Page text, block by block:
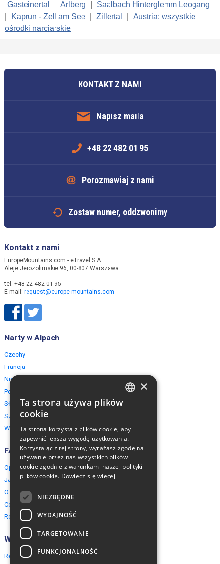
Gasteinertal Arlberg
Saalbach Hinterglemm Leogang
Kaprun - Zell am See Zillertal
Austria: wszystkie
ośrodki narciarskie
KONTAKT Z NAMI
Napisz maila
+48 22 482 01 95
Porozmawiaj z nami
Zostaw numer, oddzwonimy
Kontakt z nami
EuropeMountains.com - eTravel S.A.
Aleje Jerozolimskie 96, 00-807 Warszawa
tel. +48 22 482 01 95
E-mail: request@europe-mountains.com
Narty w Alpach
Czechy
Francja
Niemcy
Polska
Słowacja
Szwajcaria
Włochy
FAQ
Opinie naszych klientów
Jak rezerwować?
O EuropeMountains.com
Cookies, Prywatność, Bezpieczeństwo
Regulamin
Współpraca
Rezerwacja grupowa
×
Ta strona używa plików
cookie
Ta strona korzysta z plików cookie, aby
zapewnić lepszą wygodę użytkowania.
Korzystając z tej strony, wyrażasz zgodę na
używanie przez nas wszystkich plików
cookie zgodnie z warunkami naszej polityki
plików cookie. Dowiedz się więcej
NIEZBĘDNE
WYDAJNOŚĆ
TARGETOWANIE
FUNKCJONALNOŚĆ